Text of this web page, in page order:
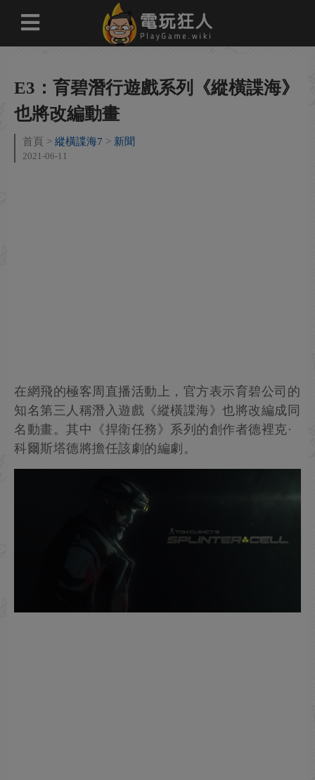
E3：育碧潛行遊戲系列《縱橫諜海》
也將改編動畫
首頁 縱橫諜海7 新聞
2021-06-11
在網飛的極客周直播活動上，官方表示育碧公司的
知名第三人稱潛入遊戲《縱橫諜海》也將改編成同
名動畫。其中《捍衛任務》系列的創作者德裡克·
科爾斯塔德將擔任該劇的編劇。